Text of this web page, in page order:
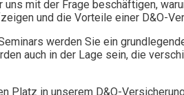
uns mit der Frage beschäftigen,
und die Vorteile einer D&O-
werden Sie ein
auch in der Lage sein, die
Platz in unserem D&O-